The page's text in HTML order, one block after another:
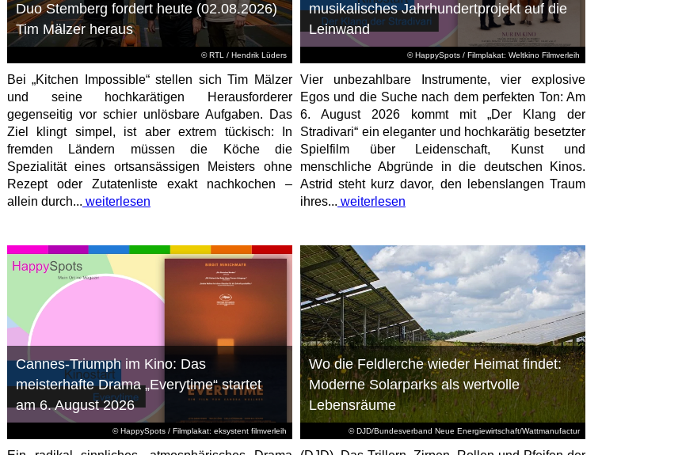
© RTL/ Hendrik Lüders
Duo Stemberg fordert heute (02.08.2026)
Tim Mälzer heraus
Bei „Kitchen Impossible“ stellen sich Tim Mälzer
und seine hochkarätigen Herausforderer
gegenseitig vor schier unlösbare Aufgaben. Das
Ziel klingt simpel, ist aber extrem tückisch: In
fremden Ländern müssen die Köche die
Spezialität eines ortsansässigen Meisters ohne
Rezept oder Zutatenliste exakt nachkochen –
allein durch... weiterlesen
© HappySpots / Filmplakat: Weltkino Filmverleih
musikalisches Jahrhundertprojekt auf die
Leinwand
Vier unbezahlbare Instrumente, vier explosive
Egos und die Suche nach dem perfekten Ton: Am
6. August 2026 kommt mit „Der Klang der
Stradivari“ ein eleganter und hochkarätig besetzter
Spielfilm über Leidenschaft, Kunst und
menschliche Abgründe in die deutschen Kinos.
Astrid steht kurz davor, den lebenslangen Traum
ihres... weiterlesen
© HappySpots / Filmplakat: eksystent filmverleih
Cannes-Triumph im Kino: Das
meisterhafte Drama „Everytime“ startet
am 6. August 2026
© DJD/Bundesverband Neue Energiewirtschaft/Wattmanufactur
Wo die Feldlerche wieder Heimat findet:
Moderne Solarparks als wertvolle
Lebensräume